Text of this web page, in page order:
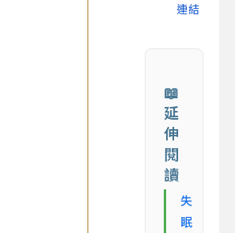
連結
📖
延
伸
閱
讀
失
眠